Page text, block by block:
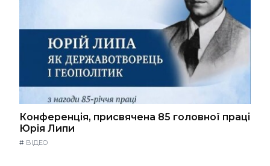
Конференція, присвячена 85 головної праці
Юрія Липи
# ВІДЕО